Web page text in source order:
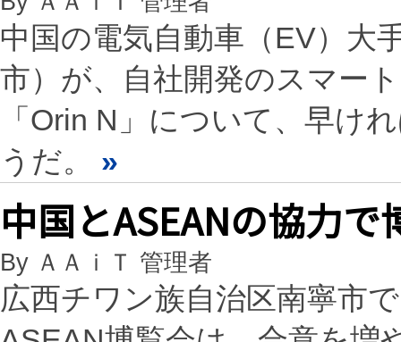
中国の電気自動車（EV）大
市）が、自社開発のスマー
「Orin N」について、早け
うだ。
»
中国とASEANの協力で
By ＡＡｉＴ 管理者
広西チワン族自治区南寧市